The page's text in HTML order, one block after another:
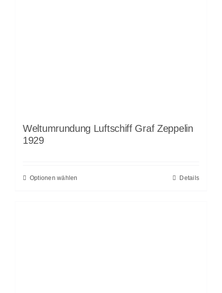
Weltumrundung Luftschiff Graf Zeppelin
1929
Optionen wählen Details